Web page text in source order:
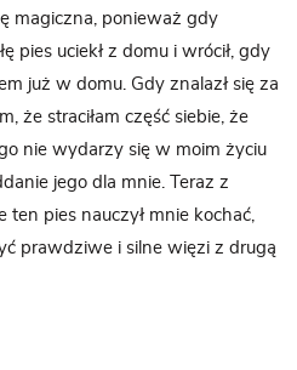
magiczna, ponieważ gdy
pies uciekł z domu i wrócił, gdy
już w domu. Gdy znalazł się za
że straciłam część siebie, że
nie wydarzy się w moim życiu
jego dla mnie. Teraz z
pies nauczył mnie kochać,
prawdziwe i silne więzi z drugą